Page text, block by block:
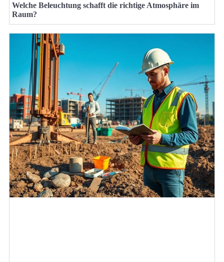
Welche Beleuchtung schafft die richtige Atmosphäre im
Raum?